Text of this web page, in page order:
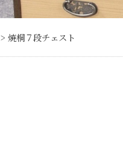
> 焼桐７段チェスト